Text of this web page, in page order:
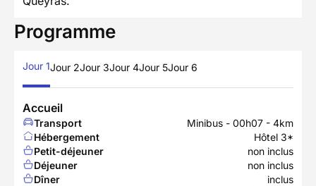
Programme
Jour 1Jour 2Jour 3Jour 4Jour 5Jour 6
Accueil
Transport
Minibus - 00h07 - 4km
Hébergement
Hôtel 3*
Petit-déjeuner
non inclus
Déjeuner
non inclus
Dîner
inclus